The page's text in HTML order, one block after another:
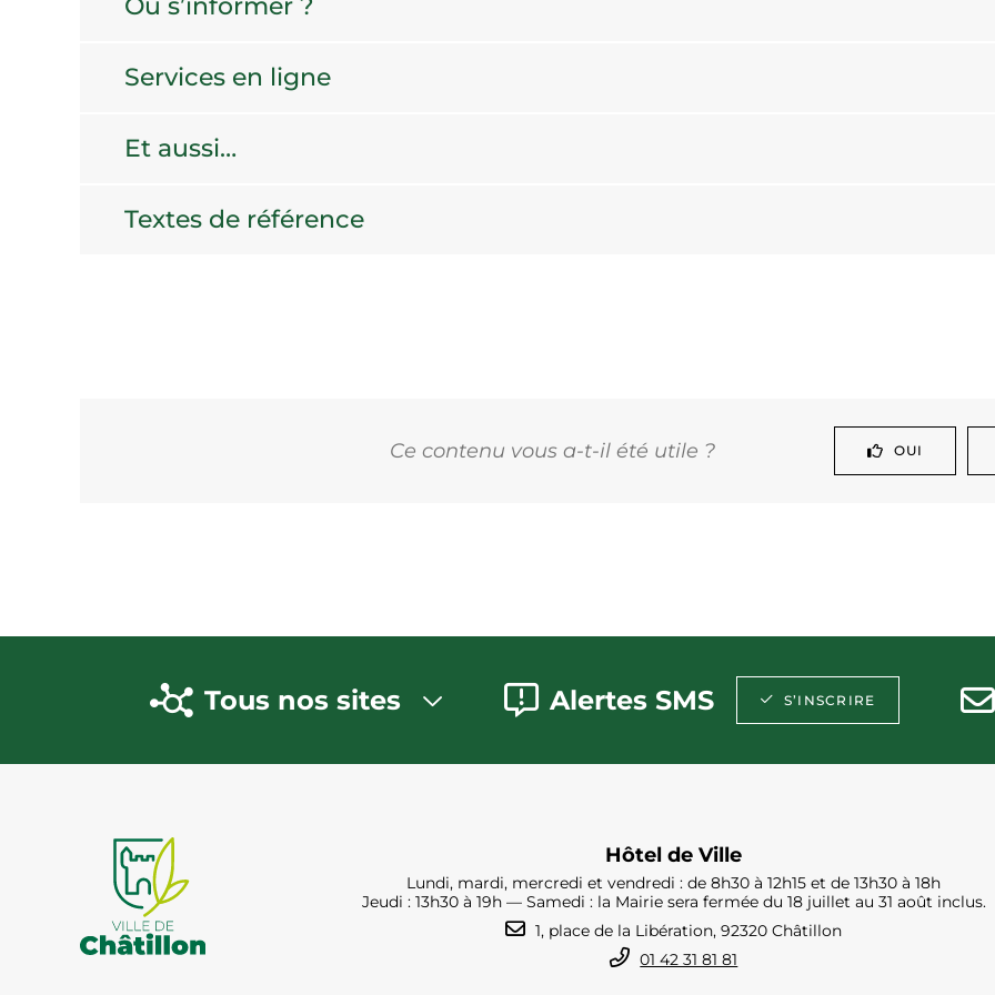
Où s’informer ?
Services en ligne
Et aussi…
Textes de référence
Ce contenu vous a-t-il été utile ? OUI
Tous nos sites Alertes SMS S’INSCRIRE
Hôtel de Ville
Lundi, mardi, mercredi et vendredi : de 8h30 à 12h15 et de 13h30 à 18h
Jeudi : 13h30 à 19h — Samedi : la Mairie sera fermée du 18 juillet au 31 août inclus.
1, place de la Libération, 92320 Châtillon
01 42 31 81 81